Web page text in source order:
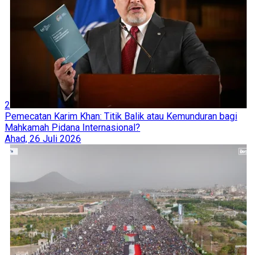
2
Pemecatan Karim Khan: Titik Balik atau Kemunduran bagi
Mahkamah Pidana Internasional?
Ahad, 26 Juli 2026